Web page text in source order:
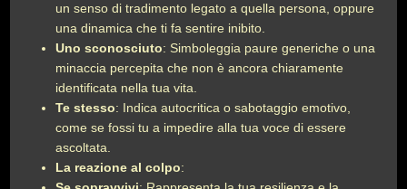
un senso di tradimento legato a quella persona, oppure
una dinamica che ti fa sentire inibito.
Uno sconosciuto: Simboleggia paure generiche o una
minaccia percepita che non è ancora chiaramente
identificata nella tua vita.
Te stesso: Indica autocritica o sabotaggio emotivo,
come se fossi tu a impedire alla tua voce di essere
ascoltata.
La reazione al colpo: